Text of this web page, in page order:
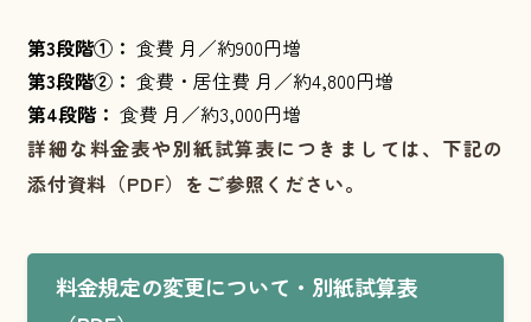
第3段階①： 食費 月／約900円増
第3段階②： 食費・居住費 月／約4,800円増
第4段階： 食費 月／約3,000円増
詳細な料金表や別紙試算表につきましては、下記の
添付資料（PDF）をご参照ください。
料金規定の変更について・別紙試算表